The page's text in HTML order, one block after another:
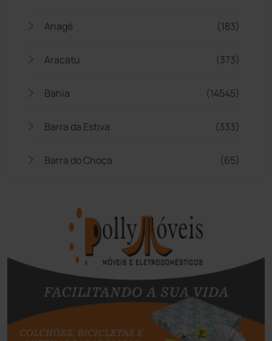
Anagé (183)
Aracatu (373)
Bahia (14545)
Barra da Estiva (333)
Barra do Choça (65)
Bom Jesus da Lapa
Boquira
Botuporã (72)
Brasil (7679)